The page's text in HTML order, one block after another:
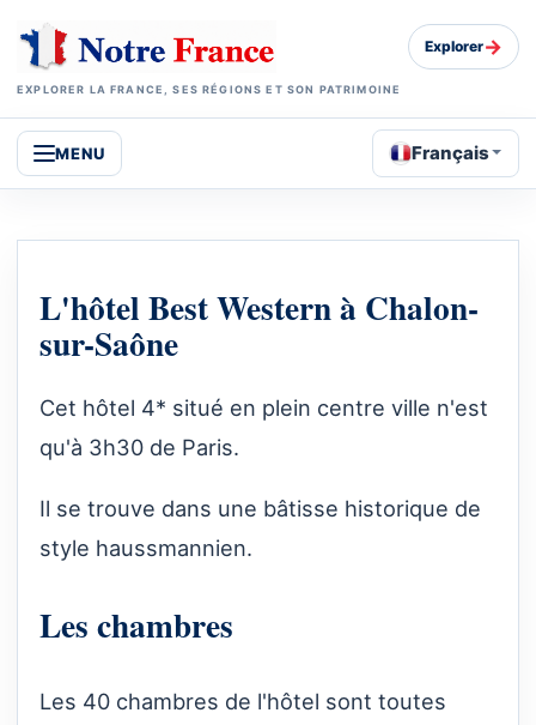
EXPLORER LA FRANCE, SES RÉGIONS ET SON PATRIMOINE
Explorer→
MENU Français
L'hôtel Best Western à Chalon-
sur-Saône
Cet hôtel 4* situé en plein centre ville n'est
qu'à 3h30 de Paris.
Il se trouve dans une bâtisse historique de
style haussmannien.
Les chambres
Les 40 chambres de l'hôtel sont toutes